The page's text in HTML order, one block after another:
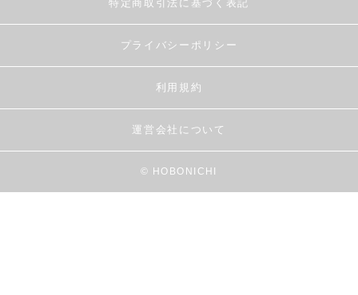
特定商取引法に基づく表記
プライバシーポリシー
利用規約
運営会社について
© HOBONICHI